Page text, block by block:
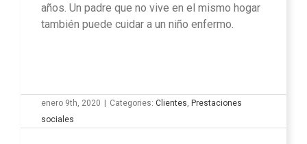
años. Un padre que no vive en el mismo hogar
también puede cuidar a un niño enfermo.
enero 9th, 2020 | Categories: Clientes Prestaciones
sociales